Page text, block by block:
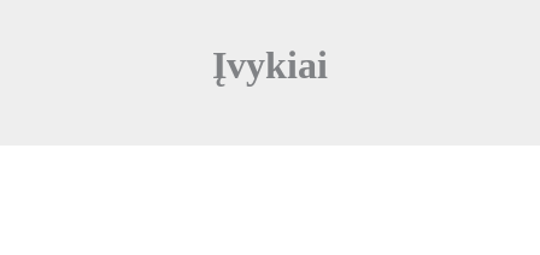
Įvykiai